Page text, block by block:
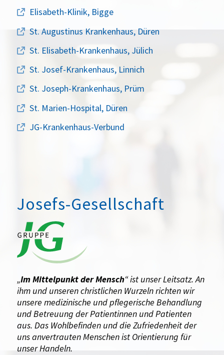
Elisabeth-Klinik, Bigge
St. Augustinus Krankenhaus, Düren
St. Elisabeth-Krankenhaus, Jülich
St. Josef-Krankenhaus, Linnich
St. Joseph-Krankenhaus, Prüm
St. Marien-Hospital, Düren
JG-Krankenhaus-Verbund
Josefs-Gesellschaft
„Im Mittelpunkt der Mensch“ ist unser Leitsatz. An
ihm und unseren christlichen Wurzeln richten wir
unsere medizinische und pflegerische Behandlung
und Betreuung der Patientinnen und Patienten
aus. Das Wohlbefinden und die Zufriedenheit der
uns anvertrauten Menschen ist Orientierung für
unser Handeln.